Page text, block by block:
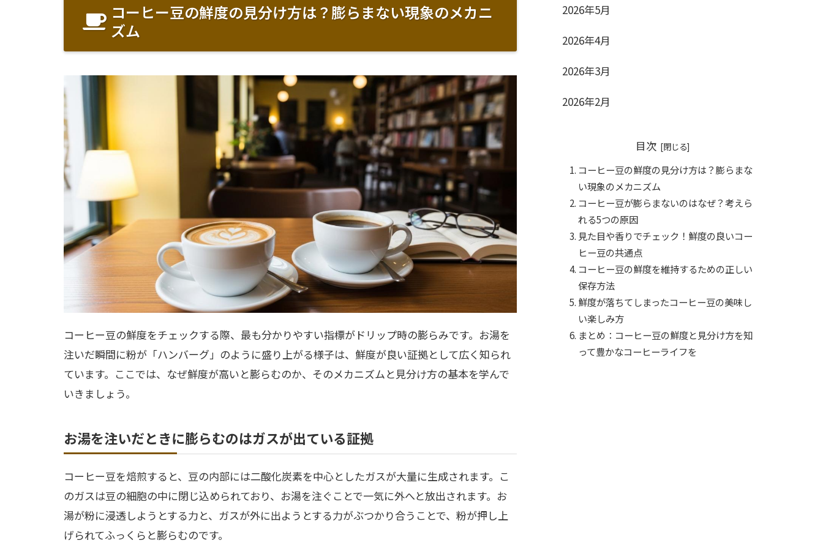
コーヒー豆の鮮度の見分け方は？膨らまない現象のメカニ
ズム
コーヒー豆の鮮度をチェックする際、最も分かりやすい指標がドリップ時の膨らみです。お湯を
注いだ瞬間に粉が「ハンバーグ」のように盛り上がる様子は、鮮度が良い証拠として広く知られ
ています。ここでは、なぜ鮮度が高いと膨らむのか、そのメカニズムと見分け方の基本を学んで
いきましょう。
お湯を注いだときに膨らむのはガスが出ている証拠
コーヒー豆を焙煎すると、豆の内部には二酸化炭素を中心としたガスが大量に生成されます。こ
のガスは豆の細胞の中に閉じ込められており、お湯を注ぐことで一気に外へと放出されます。お
湯が粉に浸透しようとする力と、ガスが外に出ようとする力がぶつかり合うことで、粉が押し上
げられてふっくらと膨らむのです。
2026年5月
2026年4月
2026年3月
2026年2月
目次
コーヒー豆の鮮度の見分け方は？膨らまな
い現象のメカニズム
コーヒー豆が膨らまないのはなぜ？考えら
れる5つの原因
見た目や香りでチェック！鮮度の良いコー
ヒー豆の共通点
コーヒー豆の鮮度を維持するための正しい
保存方法
鮮度が落ちてしまったコーヒー豆の美味し
い楽しみ方
まとめ：コーヒー豆の鮮度と見分け方を知
って豊かなコーヒーライフを